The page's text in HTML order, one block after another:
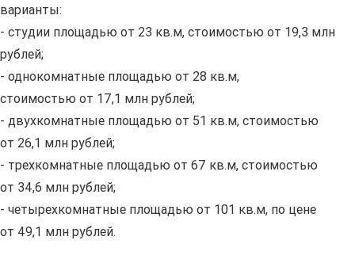
варианты:
- студии площадью от 23 кв.м, стоимостью от 19,3 млн
рублей;
- однокомнатные площадью от 28 кв.м,
стоимостью от 17,1 млн рублей;
- двухкомнатные площадью от 51 кв.м, стоимостью
от 26,1 млн рублей;
- трехкомнатные площадью от 67 кв.м, стоимостью
от 34,6 млн рублей;
- четырехкомнатные площадью от 101 кв.м, по цене
от 49,1 млн рублей.